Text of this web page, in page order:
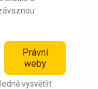
Právní
weby
vysvětlit